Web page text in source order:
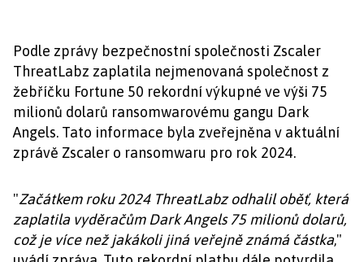
Podle zprávy bezpečnostní společnosti Zscaler
ThreatLabz zaplatila nejmenovaná společnost z
žebříčku Fortune 50 rekordní výkupné ve výši 75
milionů dolarů ransomwarovému gangu Dark
Angels. Tato informace byla zveřejněna v aktuální
zprávě Zscaler o ransomwaru pro rok 2024.
"Začátkem roku 2024 ThreatLabz odhalil oběť, která
zaplatila vyděračům Dark Angels 75 milionů dolarů,
což je více než jakákoli jiná veřejně známá částka,"